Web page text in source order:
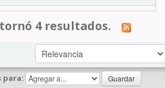
4 resultados.
para: